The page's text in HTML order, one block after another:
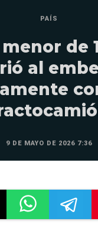
PAÍS
de
al
9 DE MAYO DE 2026 7:36